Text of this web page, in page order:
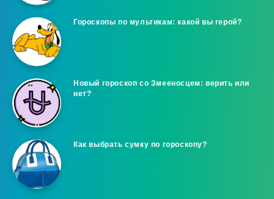
Гороскопы по мультикам: какой вы герой?
Новый гороскоп со Змееносцем: верить или
нет?
Как выбрать сумку по гороскопу?